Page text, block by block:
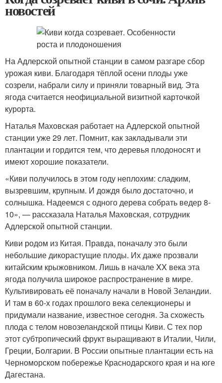
новостей
На Адлерской опытной станции в самом разгаре сбор
урожая киви. Благодаря тёплой осени плоды уже
созрели, набрали силу и приняли товарный вид. Эта
ягода считается неофициальной визитной карточкой
курорта.
Наталья Маховская работает на Адлерской опытной
станции уже 29 лет. Помнит, как закладывали эти
плантации и гордится тем, что деревья плодоносят и
имеют хорошие показатели.
«Киви получилось в этом году неплохим: сладким,
вызревшим, крупным. И дождя было достаточно, и
солнышка. Надеемся с одного дерева собрать ведер 8-
10», — рассказала Наталья Маховская, сотрудник
Адлерской опытной станции.
Киви родом из Китая. Правда, поначалу это были
небольшие дикорастущие плоды. Их даже прозвали
китайским крыжовником. Лишь в начале XX века эта
ягода получила широкое распространение в мире.
Культивировать её поначалу начали в Новой Зеландии.
И там в 60-х годах прошлого века селекционеры и
придумали название, известное сегодня. За схожесть
плода с телом новозеландской птицы Киви. С тех пор
этот субтропический фрукт выращивают в Италии, Чили,
Греции, Болгарии. В России опытные плантации есть на
Черноморском побережье Краснодарского края и на юге
Дагестана.